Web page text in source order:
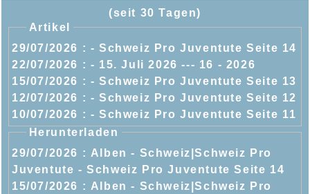
(seit 30 Tagen)
Artikel
29/07/2026 : - Schweiz Pro Juventute Seite 14
22/07/2026 :
- 15. Juli 2026 --- 16 - 2026
15/07/2026 : - Schweiz Pro Juventute Seite 13
12/07/2026 : - Schweiz Pro Juventute Seite 12
10/07/2026 : - Schweiz Pro Juventute Seite 11
Herunterladen
29/07/2026 : Alben - Schweiz|Schweiz Pro
Juventute - Schweiz Pro Juventute Seite 14
15/07/2026 : Alben - Schweiz|Schweiz Pro